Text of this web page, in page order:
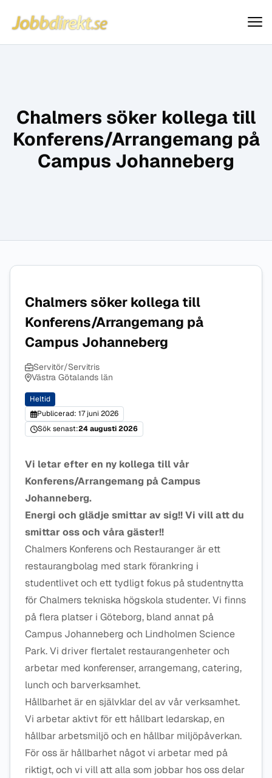
Hoppa till innehåll
Jobbdirekt
Chalmers söker kollega till
Konferens/Arrangemang på
Campus Johanneberg
Chalmers söker kollega till
Konferens/Arrangemang på
Campus Johanneberg
Servitör/Servitris
Västra Götalands län
Heltid
Publicerad: 17 juni 2026
Sök senast:24 augusti 2026
Vi letar efter en ny kollega till vår
Konferens/Arrangemang på Campus
Johanneberg.
Energi och glädje smittar av sig!! Vi vill att du
smittar oss och våra gäster!!
Chalmers Konferens och Restauranger är ett
restaurangbolag med stark förankring i
studentlivet och ett tydligt fokus på studentnytta
för Chalmers tekniska högskola studenter. Vi finns
på flera platser i Göteborg, bland annat på
Campus Johanneberg och Lindholmen Science
Park. Vi driver flertalet restaurangenheter och
arbetar med konferenser, arrangemang, catering,
lunch och barverksamhet.
Hållbarhet är en självklar del av vår verksamhet.
Vi arbetar aktivt för ett hållbart ledarskap, en
hållbar arbetsmiljö och en hållbar miljöpåverkan.
För oss är hållbarhet något vi arbetar med på
riktigt, och vi vill att alla som jobbar hos oss delar